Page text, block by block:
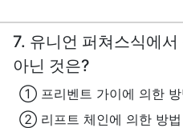
7. 유니언 퍼쳐스식에
아닌 것은?
① 프리벤트 가이에 의한 방
② 리프트 체인에 의한 방법